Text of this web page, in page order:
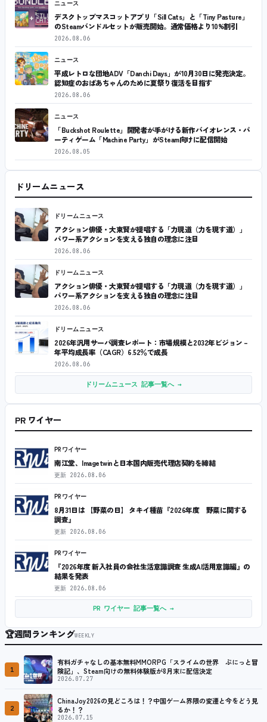
ニュース
デスクトップマスコットアプリ「Sill Cats」と「Tiny Pasture」
のSteamバンドルセットが販売開始。通常価格より10%割引
2026.08.06
ニュース
平成レトロな団地ADV「Danchi Days」が10月30日に発売決定。
認知症のおばあちゃんのために夏祭り復活を目指す
2026.08.06
ニュース
「Buckshot Roulette」開発者が手がける新作バイオレンス・パ
ーティゲーム「Machine Party」がSteam向けに配信開始
2026.08.05
ドリームニュース
ドリームニュース
アクション俳優・大東賢が提唱する「力現道（力を現す道）」
パワー系アクションを支える独自の理念に注目
2026.08.06
ドリームニュース
アクション俳優・大東賢が提唱する「力現道（力を現す道）」
パワー系アクションを支える独自の理念に注目
2026.08.06
ドリームニュース
2026年汎用サーバ調査レポート：市場規模と2032年ビジョン –
年平均成長率（CAGR）6.52％で成長
2026.08.06
ドリームニュース 記事一覧へ →
PR ワイヤー
PRワイヤー
南江堂、Imagetwinと日本国内販売代理店契約を締結
更新 2026.08.06
PRワイヤー
8月31日は 【野菜の日】 タキイ種苗『2026年度 野菜に関する
調査』
更新 2026.08.06
PRワイヤー
『2026年度 新入社員の会社生活意識調査 生成AI活用意識編』の
結果を発表
更新 2026.08.06
PR ワイヤー 記事一覧へ →
🏆週間ランキングWEEKLY
1
有料ガチャなしの基本無料MMORPG「スライムの世界 ぷにっと冒
険記」、Steam向けの無料体験版が8月末に配信決定
2026.07.27
2
ChinaJoy2026の見どころは！？中国ゲーム界隈の変遷と今をどう見
るか！？
2026.07.15